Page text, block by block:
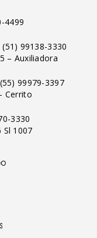
4499
(51) 99138-3330
– Auxiliadora
(55) 99979-3397
Cerrito
3330
Sl 1007